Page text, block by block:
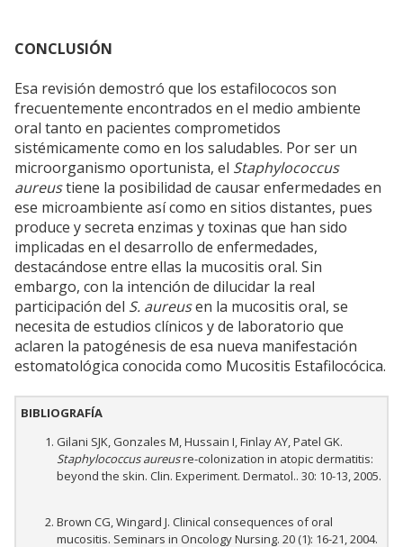
CONCLUSIÓN
Esa revisión demostró que los estafilococos son
frecuentemente encontrados en el medio ambiente
oral tanto en pacientes comprometidos
sistémicamente como en los saludables. Por ser un
microorganismo oportunista, el Staphylococcus
aureustiene la posibilidad de causar enfermedades en
ese microambiente así como en sitios distantes, pues
produce y secreta enzimas y toxinas que han sido
implicadas en el desarrollo de enfermedades,
destacándose entre ellas la mucositis oral. Sin
embargo, con la intención de dilucidar la real
participación del S. aureusen la mucositis oral, se
necesita de estudios clínicos y de laboratorio que
aclaren la patogénesis de esa nueva manifestación
estomatológica conocida como Mucositis Estafilocócica.
BIBLIOGRAFÍA
Gilani SJK, Gonzales M, Hussain I, Finlay AY, Patel GK.
Staphylococcus aureusre-colonization in atopic dermatitis:
beyond the skin. Clin. Experiment. Dermatol.. 30: 10-13, 2005.
Brown CG, Wingard J. Clinical consequences of oral
mucositis. Seminars in Oncology Nursing. 20 (1): 16-21, 2004.